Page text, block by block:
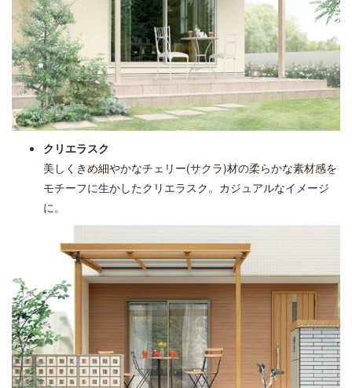
クリエラスク
美しくきめ細やかなチェリー(サクラ)材の柔らかな素材感を
モチーフに生かしたクリエラスク。カジュアルなイメージ
に。